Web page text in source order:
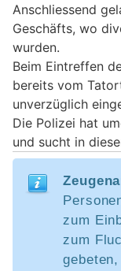
Anschliessend
Geschäfts, wo
wurden.
Beim Eintreffen
bereits vom
unverzüglich
Die Polizei hat
und sucht in
zum
zum